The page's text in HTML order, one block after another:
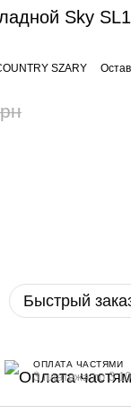
Sky
SZARY
Быстрый
ОПЛАТА ЧАСТЯМИ
3 платежа по 3